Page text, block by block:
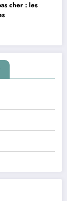
cher : les